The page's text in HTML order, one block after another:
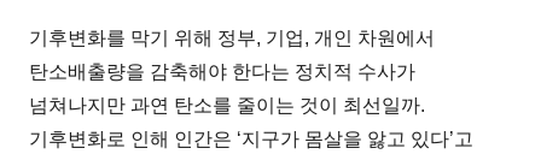
기후변화를 막기 위해 정부, 기업, 개인 차원에서
탄소배출량을 감축해야 한다는 정치적 수사가
넘쳐나지만 과연 탄소를 줄이는 것이 최선일까.
기후변화로 인해 인간은 ‘지구가 몸살을 앓고 있다’고